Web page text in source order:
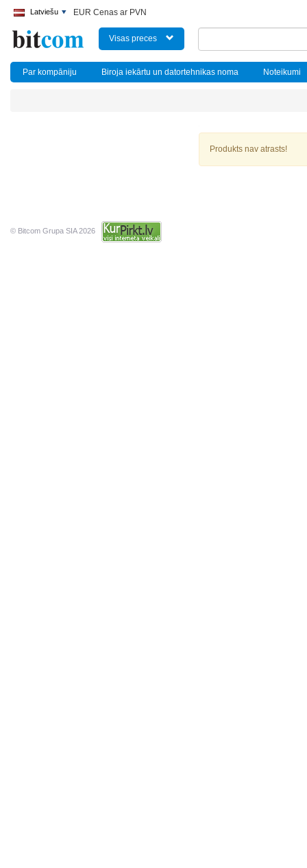
Latviešu EUR Cenas ar PVN
Visas preces
Par kompāniju Biroja iekārtu un datortehnikas noma Noteikumi
Produkts nav atrasts!
© Bitcom Grupa SIA 2026